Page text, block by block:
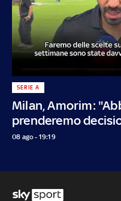
Milan, Amorim:
prenderemo
SERIE A
08 ago - 19:19